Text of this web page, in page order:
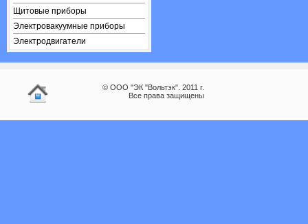
Щитовые приборы
Электровакуумные приборы
Электродвигатели
© ООО "ЭК "Вольтэк". 2011 г.
Все права защищены